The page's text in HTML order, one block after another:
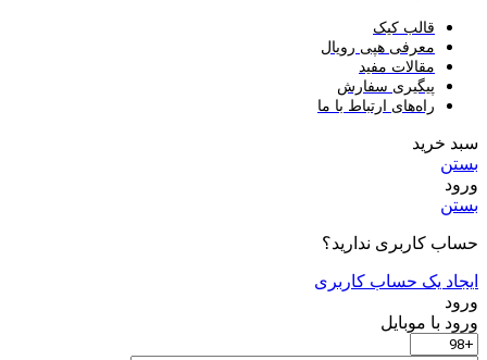
قالب کیک
معرفی هپی رویال
مقالات مفید
پیگیری سفارش
راه‌های ارتباط با ما
سبد خرید
بستن
ورود
بستن
حساب کاربری ندارید؟
ایجاد یک حساب کاربری
ورود
ورود با موبایل